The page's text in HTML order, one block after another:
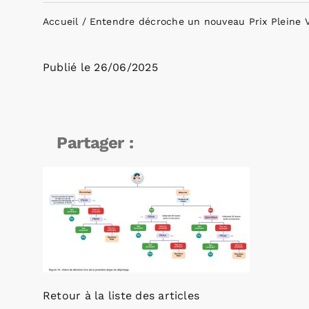
Accueil Entendre décroche un nouveau Prix Pleine
Publié le 26/06/2025
Partager :
Retour à la liste des articles